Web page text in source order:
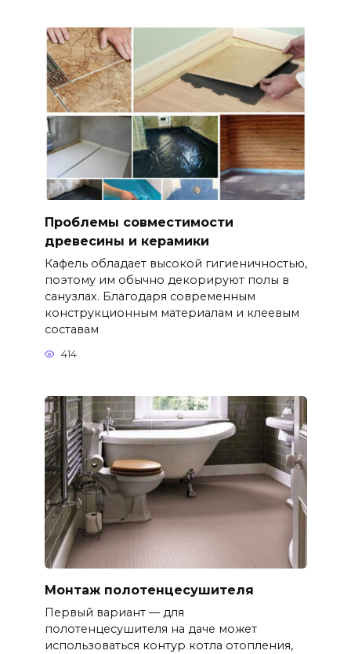
Проблемы совместимости
древесины и керамики
Кафель обладает высокой гигиеничностью,
поэтому им обычно декорируют полы в
санузлах. Благодаря современным
конструкционным материалам и клеевым
составам
414
Монтаж полотенцесушителя
Первый вариант — для
полотенцесушителя на даче может
использоваться контур котла отопления,